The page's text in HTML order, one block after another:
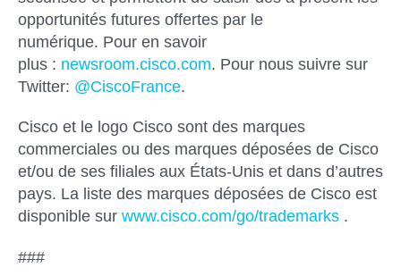
opportunités futures offertes par le
numérique. Pour en savoir
plus : newsroom.cisco.com. Pour nous suivre sur
Twitter: @CiscoFrance.
Cisco et le logo Cisco sont des marques
commerciales ou des marques déposées de Cisco
et/ou de ses filiales aux États-Unis et dans d’autres
pays. La liste des marques déposées de Cisco est
disponible sur www.cisco.com/go/trademarks .
###